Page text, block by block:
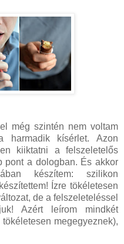
még szintén nem voltam
harmadik kísérlet. Azon
kiiktatni a felszeletelős
pont a dologban. És akkor
készítem: szilikon
Ízre tökéletesen
de a felszeleteléssel
Azért leírom mindkét
megegyeznek),